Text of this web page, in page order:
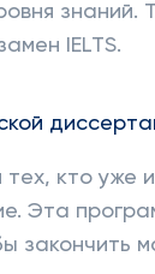
знаний.
IELTS.
кто уже
Эта
закончить